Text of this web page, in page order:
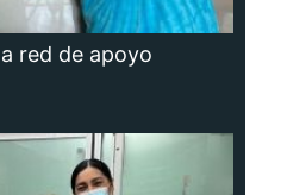
red de apoyo